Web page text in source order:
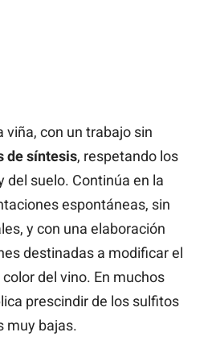
viña, con un trabajo sin
de síntesis, respetando los
del suelo. Continúa en la
espontáneas, sin
y con una elaboración
destinadas a modificar el
del vino. En muchos
prescindir de los sulfitos
muy bajas.